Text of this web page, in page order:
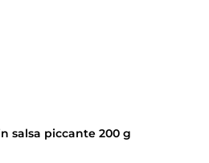
salsa piccante 200 g